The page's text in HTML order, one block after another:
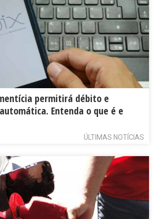
permitirá débito e
Entenda o que é e
ÚLTIMAS NOTÍCIAS